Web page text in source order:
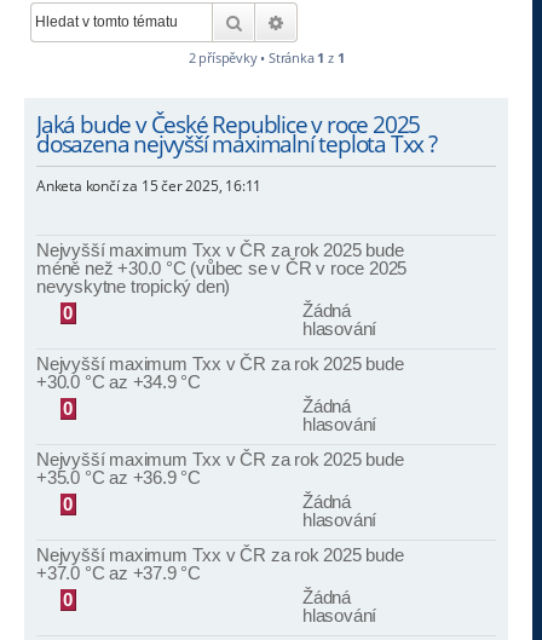
Hledat
2 příspěvky • Stránka 1 z 1
Jaká bude v České Republice v roce 2025
dosazena nejvyšší maximalní teplota Txx ?
Anketa končí za 15 čer 2025, 16:11
Nejvyšší maximum Txx v ČR za rok 2025 bude
méně než +30.0 °C (vůbec se v ČR v roce 2025
nevyskytne tropický den)
0
Žádná
hlasování
Nejvyšší maximum Txx v ČR za rok 2025 bude
+30.0 °C az +34.9 °C
0
Žádná
hlasování
Nejvyšší maximum Txx v ČR za rok 2025 bude
+35.0 °C az +36.9 °C
0
Žádná
hlasování
Nejvyšší maximum Txx v ČR za rok 2025 bude
+37.0 °C az +37.9 °C
0
Žádná
hlasování